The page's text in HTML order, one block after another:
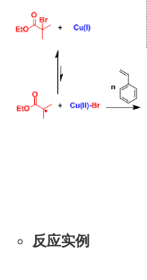
反应实例